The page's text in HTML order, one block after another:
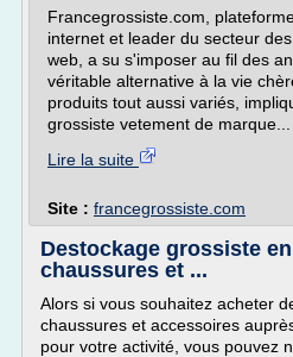
Francegrossiste.com,
internet et leader du secteur
web, a su s'imposer au fil des
véritable alternative à la vie
produits tout aussi variés,
grossiste vetement de marque...
Lire la suite
Site : francegrossiste.com
Destockage grossiste
chaussures et ...
Alors si vous souhaitez acheter
chaussures et accessoires
pour votre activité, vous pouvez